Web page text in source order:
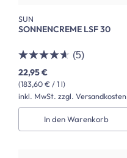
SUN
SONNENCREME LSF 30
(5)
(183,60 € / 1 l)
22,95 €
inkl. MwSt. zzgl. Versandkosten
In den Warenkorb